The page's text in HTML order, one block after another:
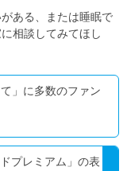
ある、または睡眠で
相談してみてほし
」に多数のファン
プレミアム」の表